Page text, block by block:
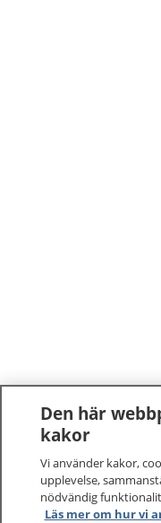
Den här
kakor
Vi använder kakor,
upplevelse,
nödvändig
Läs mer om hur vi